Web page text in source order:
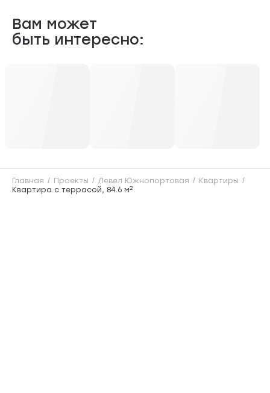
Вам может
быть интересно:
Главная Проекты Левел Южнопортовая
Квартиры
Квартира с террасой, 84.6 м2